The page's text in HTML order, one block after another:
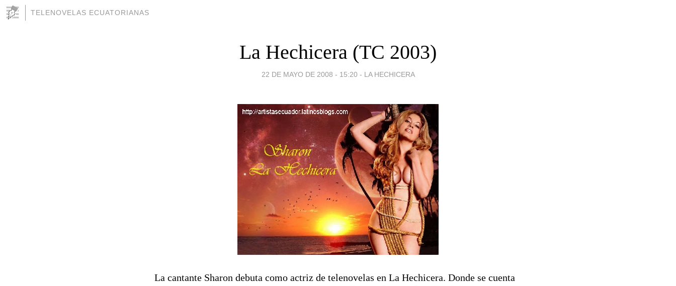
TELENOVELAS ECUATORIANAS
La Hechicera (TC 2003)
22 DE MAYO DE 2008 - 15:20 - LA HECHICERA
La cantante Sharon debuta como actriz de telenovelas en La Hechicera. Donde se cuenta